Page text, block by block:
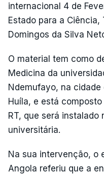
internacional 4 de
Estado para a
Domingos da Silva
O material tem como
Medicina da
Ndemufayo, na
Huíla, e está
RT, que será
universitária.
Na sua intervenção, o
Angola referiu que a